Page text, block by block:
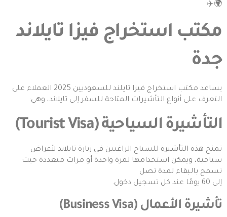
🌍✈️
مكتب استخراج فيزا تايلاند
جدة
يساعد مكتب استخراج فيزا تايلند للسعوديين 2025 العملاء على
التعرف على أنواع التأشيرات المتاحة للسفر إلى تايلاند، وهي:
التأشيرة السياحية (Tourist Visa)
تمنح هذه التأشيرة للسياح الراغبين في زيارة تايلاند لأغراض
سياحية، ويمكن استخدامها لمرة واحدة أو مرات متعددة حيث
تسمح بالبقاء لمدة تصل
إلى 60 يومًا عند كل تسجيل دخول.
تأشيرة الأعمال (Business Visa)